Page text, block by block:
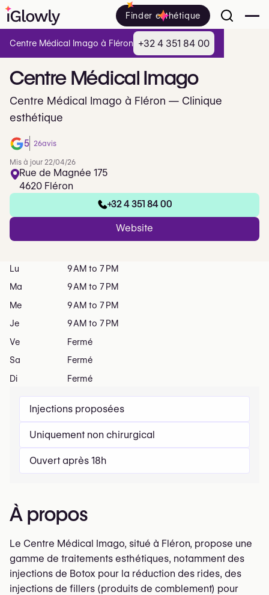
Finder esthétique
Centre Médical Imago
Centre Médical Imago à Fléron — Clinique
esthétique
5 26avis
Mis à jour 22/04/26
Rue de Magnée 175
4620 Fléron
+32 4 351 84 00
Website
Injections proposées
Uniquement non chirurgical
Ouvert après 18h
À propos
Le Centre Médical Imago, situé à Fléron, propose une
gamme de traitements esthétiques, notamment des
injections de Botox pour la réduction des rides, des
injections de fillers (produits de comblement) pour
Lu
9 AM to 7 PM
Ma
9 AM to 7 PM
Me
9 AM to 7 PM
Je
9 AM to 7 PM
Ve
Fermé
Sa
Fermé
Di
Fermé
Centre Médical Imago à Fléron +32 4 351 84 00